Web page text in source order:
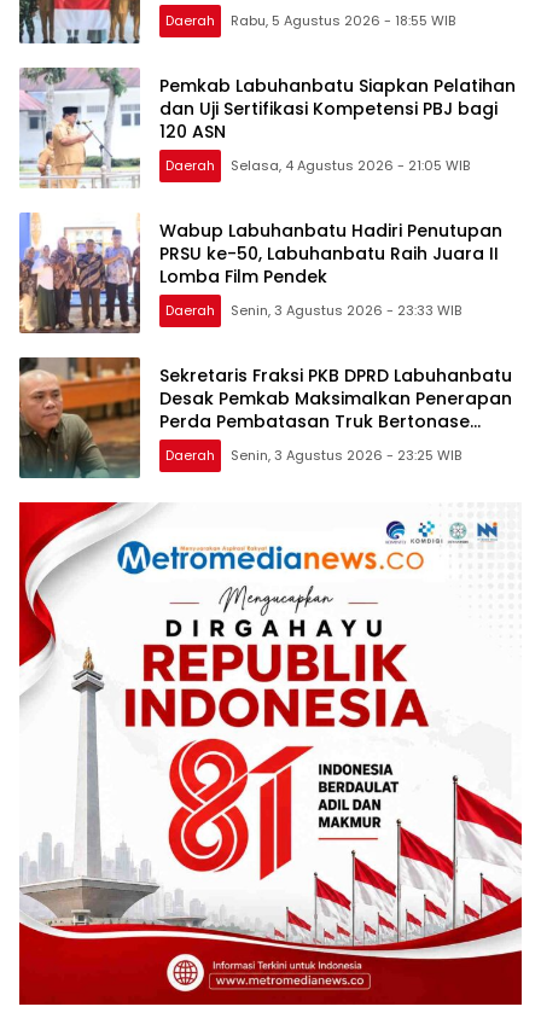
Daerah Rabu, 5 Agustus 2026 - 18:55 WIB
Pemkab Labuhanbatu Siapkan Pelatihan
dan Uji Sertifikasi Kompetensi PBJ bagi
120 ASN
Daerah Selasa, 4 Agustus 2026 - 21:05 WIB
Wabup Labuhanbatu Hadiri Penutupan
PRSU ke-50, Labuhanbatu Raih Juara II
Lomba Film Pendek
Daerah Senin, 3 Agustus 2026 - 23:33 WIB
Sekretaris Fraksi PKB DPRD Labuhanbatu
Desak Pemkab Maksimalkan Penerapan
Perda Pembatasan Truk Bertonase
Besar
Daerah Senin, 3 Agustus 2026 - 23:25 WIB